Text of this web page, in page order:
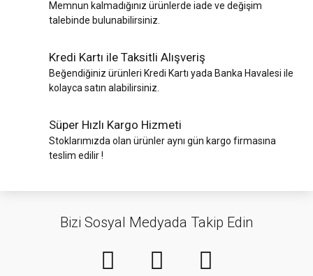
Memnun kalmadığınız ürünlerde iade ve değişim
talebinde bulunabilirsiniz.
Kredi Kartı ile Taksitli Alışveriş
Beğendiğiniz ürünleri Kredi Kartı yada Banka Havalesi ile
kolayca satın alabilirsiniz.
Süper Hızlı Kargo Hizmeti
Stoklarımızda olan ürünler aynı gün kargo firmasına
teslim edilir !
Bizi Sosyal Medyada Takip Edin